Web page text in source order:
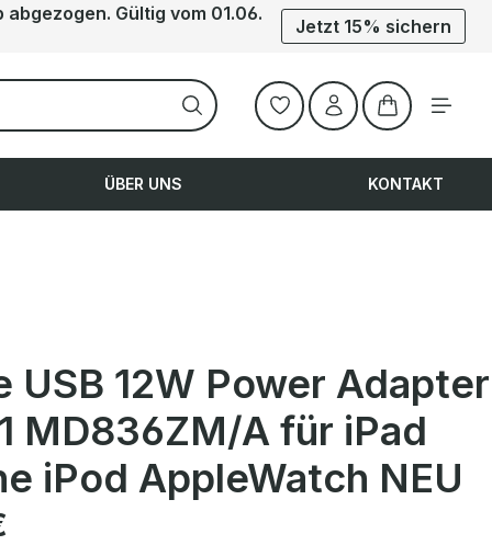
Gültig vom 01.06.
Jetzt 15% sichern
Warenkorb
ÜBER UNS KONTAKT
USB 12W Power Adapter
MD836ZM/A für iPad
iPod AppleWatch NEU